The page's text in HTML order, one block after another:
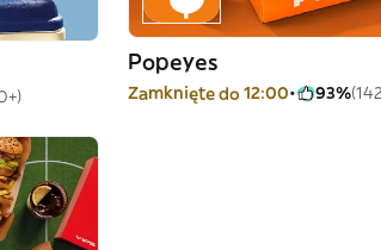
Popeyes
Zamknięte do 12:00 93%